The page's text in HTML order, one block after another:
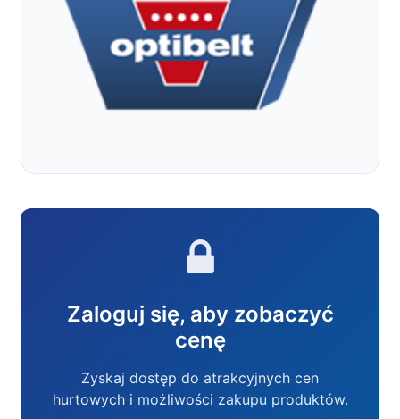
Zaloguj się, aby zobaczyć
cenę
Zyskaj dostęp do atrakcyjnych cen
hurtowych i możliwości zakupu produktów.